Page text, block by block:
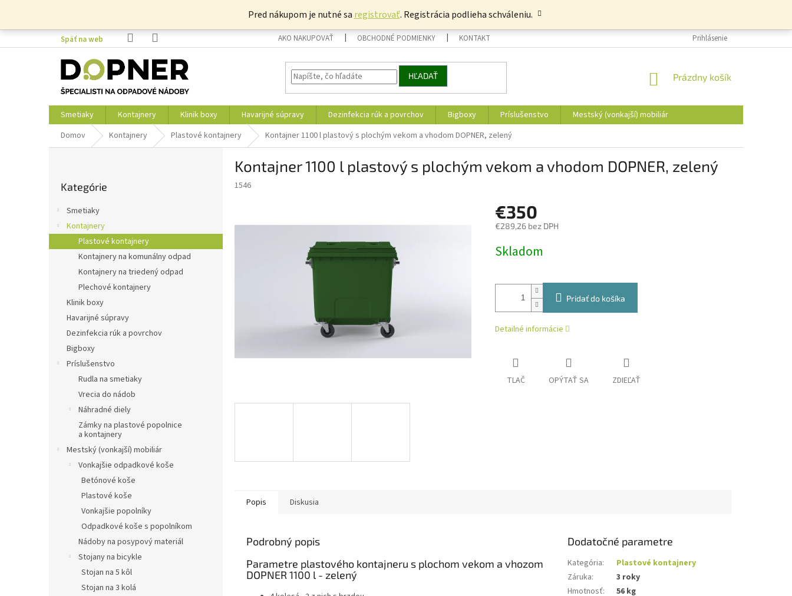
obsah
Pred nákupom je nutné sa registrovať. Registrácia podlieha schváleniu.
Späť na web AKO NAKUPOVAŤ OBCHODNÉ PODMIENKY KONTAKT Prihlásenie
HĽADAŤ
NÁKUPNÝ
Prázdny košík
Smetiaky Kontajnery Klinik boxy Havarijné súpravy Dezinfekcia rúk a povrchov Bigboxy Príslušenstvo
Mestský (vonkajší) mobiliár
Domov
Kontajnery Plastové kontajnery Kontajner 1100 l plastový s plochým vekom a vhodom DOPNER, zelený
a
kategórie
Kategórie
Smetiaky
Kontajnery
Plastové kontajnery
Kontajnery na komunálny odpad
Kontajnery na triedený odpad
Plechové kontajnery
Klinik boxy
Havarijné súpravy
Dezinfekcia rúk a povrchov
Bigboxy
Príslušenstvo
Rudla na smetiaky
Vrecia do nádob
Náhradné diely
Zámky na plastové popolnice
a kontajnery
Mestský (vonkajší) mobiliár
Vonkajšie odpadkové koše
Betónové koše
Plastové koše
Vonkajšie popolníky
Odpadkové koše s popolníkom
Nádoby na posypový materiál
Stojany na bicykle
Stojan na 5 kôl
Stojan na 3 kolá
Kontajner 1100 l plastový s plochým vekom a vhodom DOPNER, zelený
1546
€350
€289,26 bez DPH
cena:
Skladom
Pridať do košíka
Detailné informácie
TLAČ OPÝTAŤ SA ZDIEĽAŤ
Popis Diskusia
Podrobný popis
Parametre plastového kontajneru s plochom vekom a vhozom
DOPNER 1100 l - zelený
Dodatočné parametre
Kategória:
Plastové kontajnery
Záruka:
3 roky
Hmotnosť: 56 kg